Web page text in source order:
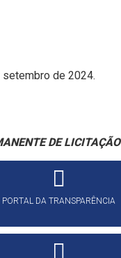
de 2024.
DE LICITAÇÃO
PORTAL DA TRANSPARÊNCIA